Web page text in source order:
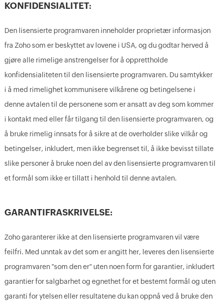
KONFIDENSIALITET:
Den lisensierte programvaren inneholder proprietær informasjon
fra Zoho som er beskyttet av lovene i USA, og du godtar herved å
gjøre alle rimelige anstrengelser for å opprettholde
konfidensialiteten til den lisensierte programvaren. Du samtykker
i å med rimelighet kommunisere vilkårene og betingelsene i
denne avtalen til de personene som er ansatt av deg som kommer
i kontakt med eller får tilgang til den lisensierte programvaren, og
å bruke rimelig innsats for å sikre at de overholder slike vilkår og
betingelser, inkludert, men ikke begrenset til, å ikke bevisst tillate
slike personer å bruke noen del av den lisensierte programvaren til
et formål som ikke er tillatt i henhold til denne avtalen.
GARANTIFRASKRIVELSE:
Zoho garanterer ikke at den lisensierte programvaren vil være
feilfri. Med unntak av det som er angitt her, leveres den lisensierte
programvaren "som den er" uten noen form for garantier, inkludert
garantier for salgbarhet og egnethet for et bestemt formål og uten
garanti for ytelsen eller resultatene du kan oppnå ved å bruke den